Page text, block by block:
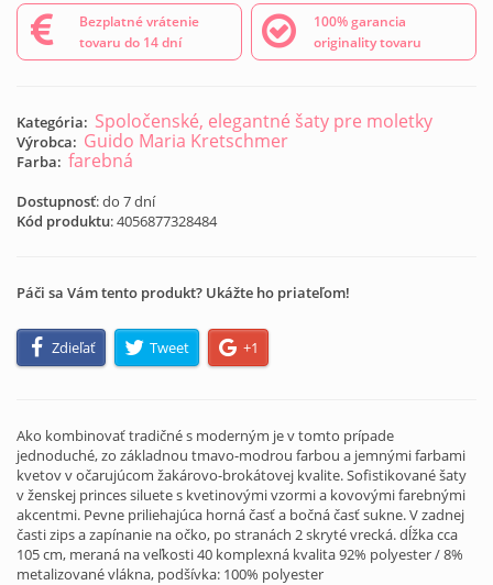
Bezplatné vrátenie
tovaru do 14 dní
100% garancia
originality tovaru
Kategória: Spoločenské, elegantné šaty pre moletky
Výrobca: Guido Maria Kretschmer
Farba: farebná
Dostupnosť: do 7 dní
Kód produktu:4056877328484
Páči sa Vám tento produkt? Ukážte ho priateľom!
Zdieľať Tweet +1
Ako kombinovať tradičné s moderným je v tomto prípade
jednoduché, zo základnou tmavo-modrou farbou a jemnými farbami
kvetov v očarujúcom žakárovo-brokátovej kvalite. Sofistikované šaty
v ženskej princes siluete s kvetinovými vzormi a kovovými farebnými
akcentmi. Pevne priliehajúca horná časť a bočná časť sukne. V zadnej
časti zips a zapínanie na očko, po stranách 2 skryté vrecká. dĺžka cca
105 cm, meraná na veľkosti 40 komplexná kvalita 92% polyester / 8%
metalizované vlákna, podšívka: 100% polyester